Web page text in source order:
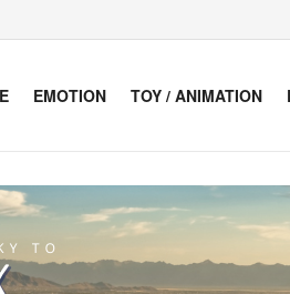
EMOTION TOY / ANIMATION